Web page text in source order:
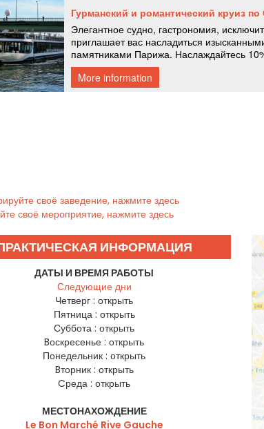
своё заведение, нажмите здесь
своё мероприятие, нажмите здесь
ИНФОРМАЦИЯ
ДАТЫ И ВРЕМЯ РАБОТЫ
Следующие дни
Четверг : открыть
Пятница : открыть
Суббота : открыть
Bоскресенье : открыть
Понедельник : открыть
Bторник : открыть
Cреда : открыть
МЕСТОНАХОЖДЕНИЕ
Le Bon Marché Rive Gauche